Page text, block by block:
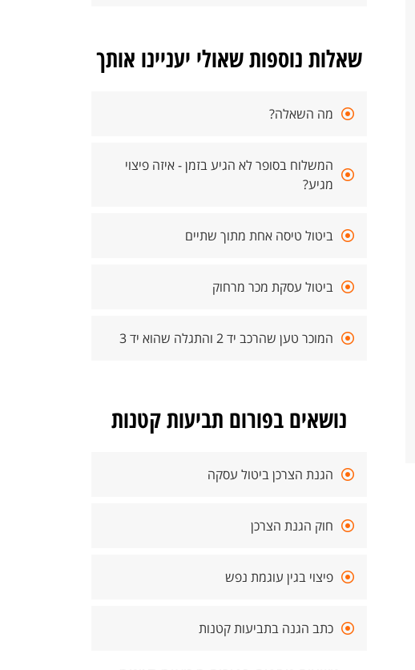
שאלות נוספות שאולי יעניינו אותך
מה השאלה?
המשלוח בסופר לא הגיע בזמן - איזה פיצוי
מגיע?
ביטול טיסה אחת מתוך שתיים
ביטול עסקת מכר מרחוק
המוכר טען שהרכב יד 2 והתגלה שהוא יד 3
נושאים בפורום תביעות קטנות
הגנת הצרכן ביטול עסקה
חוק הגנת הצרכן
פיצוי בגין עוגמת נפש
כתב הגנה בתביעות קטנות